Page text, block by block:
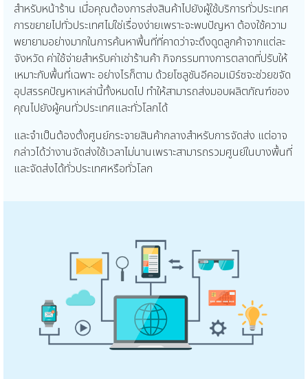
สำหรับหน้าร้าน เมื่อคุณต้องการส่งสินค้าไปยังผู้ใช้บริการทั่วประเทศ
การขยายไปทั่วประเทศไม่ใช่เรื่องง่ายเพราะจะพบปัญหา ต้องใช้ความ
พยายามอย่างมากในการค้นหาพื้นที่ที่คาดว่าจะดึงดูดลูกค้าจากแต่ละ
จังหวัด ค่าใช้จ่ายสำหรับค่าเช่าร้านค้า กิจกรรมทางการตลาดที่ปรับให้
เหมาะกับพื้นที่เฉพาะ อย่างไรก็ตาม ด้วยโซลูชันอีคอมเมิร์ซจะช่วยขจัด
อุปสรรคปัญหาเหล่านี้ทั้งหมดไป ทำให้สามารถส่งมอบผลิตภัณฑ์ของ
คุณไปยังผู้คนทั่วประเทศและทั่วโลกได้
และจำเป็นต้องตั้งศูนย์กระจายสินค้ากลางสำหรับการจัดส่ง แต่อาจ
กล่าวได้ว่างานจัดส่งใช้เวลาไม่นานเพราะสามารถรวมศูนย์ในบางพื้นที่
และจัดส่งได้ทั่วประเทศหรือทั่วโลก